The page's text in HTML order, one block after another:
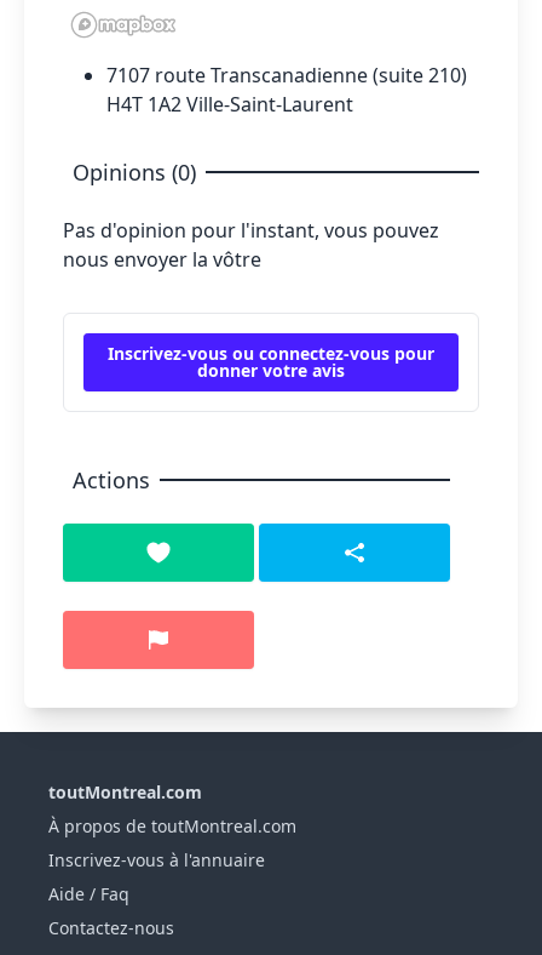
7107 route Transcanadienne (suite 210)
H4T 1A2 Ville-Saint-Laurent
Opinions (0)
Pas d'opinion pour l'instant, vous pouvez
nous envoyer la vôtre
Inscrivez-vous ou connectez-vous pour
donner votre avis
Actions
toutMontreal.com
À propos de toutMontreal.com
Inscrivez-vous à l'annuaire
Aide / Faq
Contactez-nous